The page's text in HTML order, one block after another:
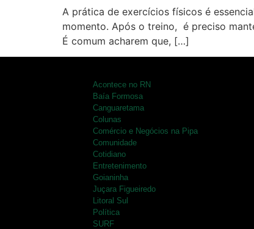
Entretenimento
Litoral Sul
Canguaretama
Gastronomia
Informações
A prática de exercícios físicos é
momento. Após o treino, é preciso
É comum acharem que, […]
Acontece no RN
Baía Formosa
Canguaretama
Colunas
Comércio e Negócios na Pipa
Comunidade
Cotidiano
Entretenimento
Goianinha
Juçara Figueiredo
Litoral Sul
Política
SURF